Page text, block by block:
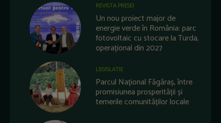
REVISTA PRESEI
Un nou proiect major de
energie verde în România: parc
fotovoltaic cu stocare la Turda,
operațional din 2027
LEGISLATIE
Parcul Național Făgăraș, între
promisiunea prosperității și
temerile comunităților locale